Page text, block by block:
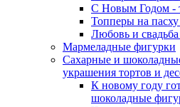
С Новым Годом -
Топперы на пасху
Любовь и
Мармеладные фигурки
Сахарные и
украшения тортов и
К новому году
шоколадные